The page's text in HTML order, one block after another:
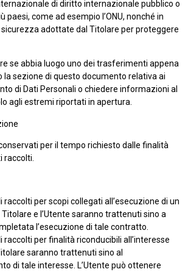
di diritto internazionale pubblico o
paesi, come ad esempio l’ONU, nonché in
adottate dal Titolare per proteggere
se abbia luogo uno dei trasferimenti appena
la sezione di questo documento relativa ai
di Dati Personali o chiedere informazioni al
agli estremi riportati in apertura.
per il tempo richiesto dalle finalità
raccolti.
raccolti per scopi collegati all’esecuzione di un
e l’Utente saranno trattenuti sino a
l’esecuzione di tale contratto.
raccolti per finalità riconducibili all’interesse
saranno trattenuti sino al
di tale interesse. L’Utente può ottenere